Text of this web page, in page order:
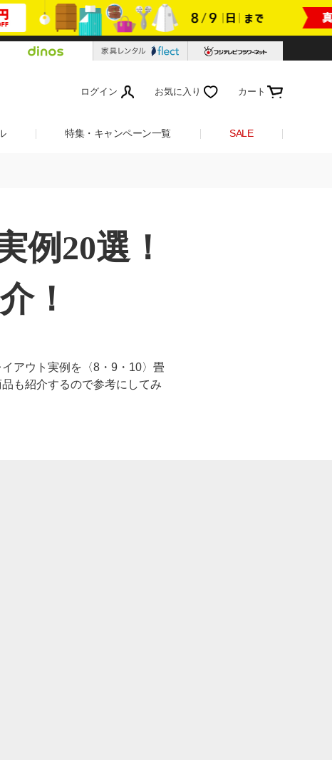
ログイン お気に入り カート
特集・キャンペーン一覧 SALE
例20選！
！
アウト実例を〈8・9・10〉畳
も紹介するので参考にしてみ